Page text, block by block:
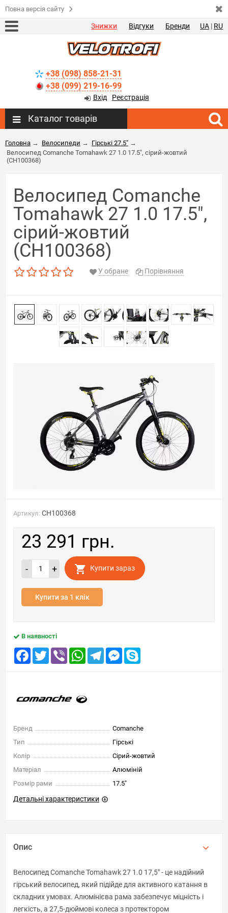
Повна версія сайту
Знижки Відгуки Бренди UA | RU
+38 (098) 858-21-31
+38 (099) 219-16-99
Вхід Реєстрація
Каталог товарів
Головна → Велосипеди → Гірські 27.5" →
Велосипед Comanche Tomahawk 27 1.0 17.5", сірий-жовтий
(CH100368)
Велосипед Comanche
Tomahawk 27 1.0 17.5",
сірий-жовтий
(CH100368)
У обране Порівняння
Артикул: CH100368
23 291 грн.
- + Купити зараз
Купити за 1 клік
В наявності
Facebook
TwitterViber WhatsAppTelegramMessenger
Бренд
Comanche
Тип
Гірські
Колір
Сірий-жовтий
Матеріал
Алюміній
Розмір рами
17.5"
Детальні характеристики
Опис
Велосипед Comanche Tomahawk 27 1.0 17,5" - це надійний
гірський велосипед, який підійде для активного катання в
складних умовах. Алюмінієва рама забезпечує міцність і
легкість, а 27,5-дюймові колеса з протектором